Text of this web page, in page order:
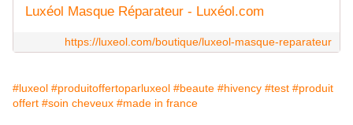
Luxéol Masque Réparateur - Luxéol.com
https://luxeol.com/boutique/luxeol-masque-reparateur
#luxeol #produitoffertoparluxeol #beaute #hivency #test #produit
offert #soin cheveux #made in france